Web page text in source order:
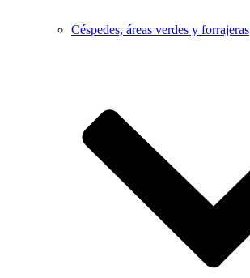
Céspedes, áreas verdes y forrajeras